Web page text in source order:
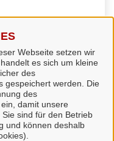
Webseite setzen wir
es sich um kleine
des
gespeichert werden. Die
des
damit unsere
sind für den Betrieb
und können deshalb